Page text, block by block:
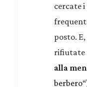
cercate
posto.
rifiutate
alla
berbero